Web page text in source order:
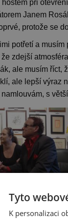
při
Janem
protože se
potřetí a
zdejší
ale musím říct,
ale lepší výraz
s
Tyto
K personalizaci